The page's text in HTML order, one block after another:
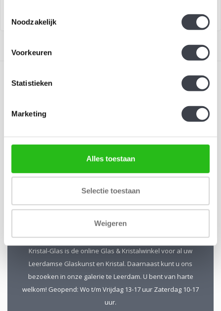
Noodzakelijk
Voorkeuren
Statistieken
Marketing
Alles toestaan
Selectie toestaan
Weigeren
Blijf up-to-date en ontvang 10% korting
Kristal-Glas is de online Glas & Kristalwinkel voor al uw
Leerdamse Glaskunst en Kristal. Daarnaast kunt u ons
bezoeken in onze galerie te Leerdam. U bent van harte
welkom! Geopend: Wo t/m Vrijdag 13-17 uur Zaterdag 10-17
uur.